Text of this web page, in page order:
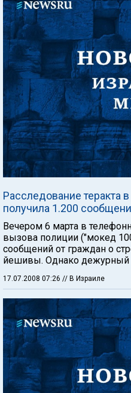
Расследование теракта
получила 1.200
Вечером 6 марта в
вызова полиции ("мокед
сообщений от граждан о
йешивы. Однако дежурный
17.07.2008 07:26 // В Израиле